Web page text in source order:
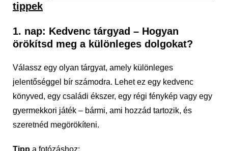
tippek
1. nap: Kedvenc tárgyad – Hogyan
örökítsd meg a különleges dolgokat?
Válassz egy olyan tárgyat, amely különleges
jelentőséggel bír számodra. Lehet ez egy kedvenc
könyved, egy családi ékszer, egy régi fénykép vagy egy
gyermekkori játék – bármi, ami hozzád tartozik, és
szeretnéd megörökíteni.
Tipp a fotózáshoz: